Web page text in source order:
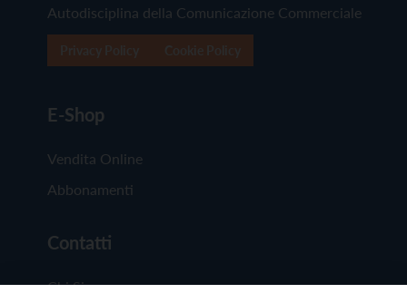
Autodisciplina della Comunicazione Commerciale
E-Shop
Vendita Online
Abbonamenti
Contatti
Chi Siamo